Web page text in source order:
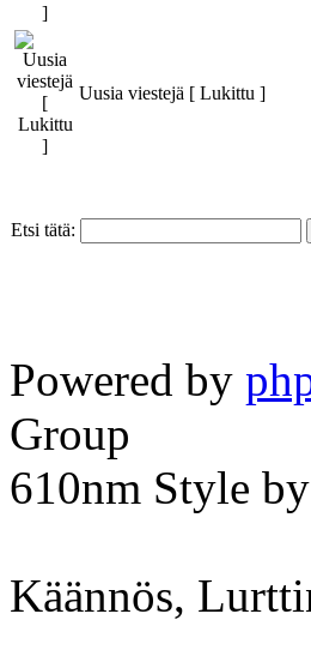
Uusia viestejä [ Lukittu ]
Etsi tätä:
Powered by
Group
610nm Style
Käännös,